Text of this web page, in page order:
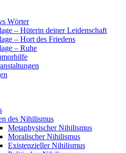
Wörter
– Hüterin deiner Leidenschaft
– Hort des Friedens
– Ruhe
des Nihilismus
Metaphysischer Nihilismus
Moralischer Nihilismus
Existenzieller Nihilismus